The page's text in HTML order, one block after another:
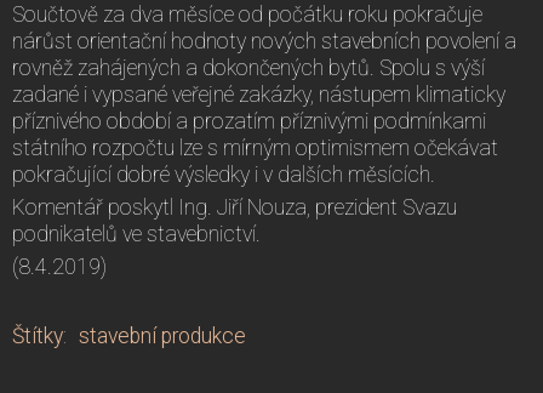
Součtově za dva měsíce od počátku roku pokračuje
nárůst orientační hodnoty nových stavebních povolení a
rovněž zahájených a dokončených bytů. Spolu s výší
zadané i vypsané veřejné zakázky, nástupem klimaticky
příznivého období a prozatím příznivými podmínkami
státního rozpočtu lze s mírným optimismem očekávat
pokračující dobré výsledky i v dalších měsících.
Komentář poskytl Ing. Jiří Nouza, prezident Svazu
podnikatelů ve stavebnictví.
(8.4.2019)
Štítky: stavební produkce